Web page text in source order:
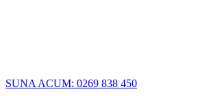
SUNA ACUM: 0269 838 450